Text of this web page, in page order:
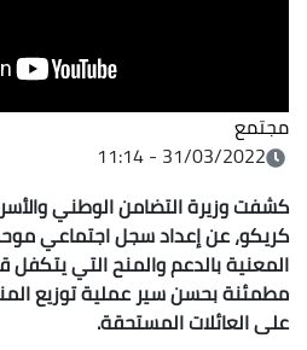
مجتمع
31/03/2022 - 11:14
كشفت وزيرة التضامن الوطني والأسرة
كريكو، عن إعداد سجل اجتماعي
المعنية بالدعم والمنح التي يتكفل
مطمئنة بحسن سير عملية توزيع
على العائلات المستحقة.